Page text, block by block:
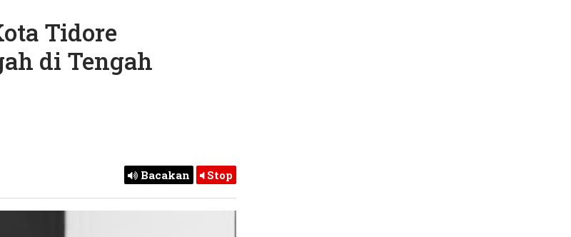
Tidore
di Tengah
Bacakan Stop